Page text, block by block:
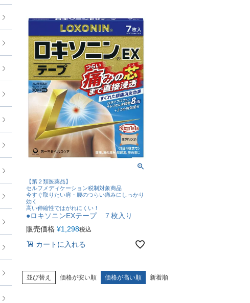
【第２類医薬品】
セルフメディケーション税制対象商品
今すぐ取りたい肩・腰のつらい痛みにしっかり
効く
高い伸縮性ではがれにくい！
●ロキソニンEXテープ ７枚入り
販売価格 ¥1,298税込
カートに入れる
並び替え 価格が安い順 価格が高い順 新着順